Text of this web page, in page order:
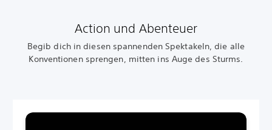
Action und Abenteuer
Begib dich in diesen spannenden Spektakeln, die alle
Konventionen sprengen, mitten ins Auge des Sturms.